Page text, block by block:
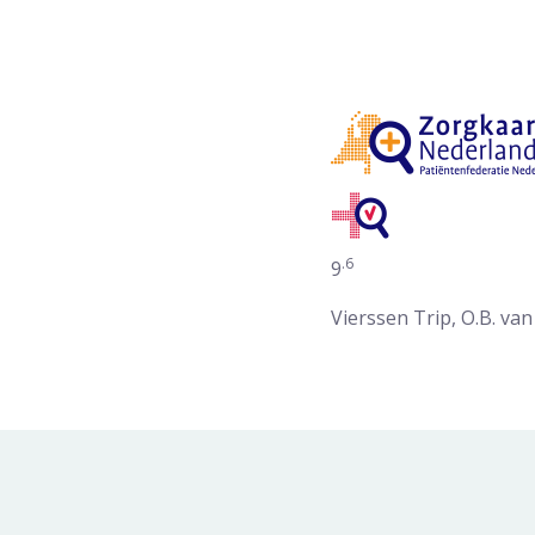
Gemiddelde
9.6
Vierssen Trip, O.B. van